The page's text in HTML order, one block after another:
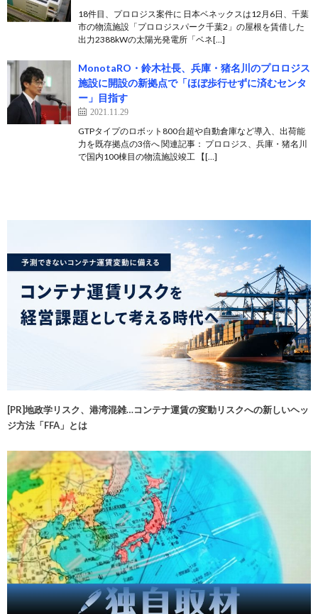
18件目、プロロジス案件に 日本ベネックスは12月6日、千葉
市の物流施設「プロロジスパーク千葉2」の屋根を賃借した
出力2388kWの太陽光発電所「ベネ[…]
MonotaRO・鈴木社長、兵庫・猪名川のプロロジス
施設に開設の新拠点で「ほぼ歩行せずに済むセンタ
ー」目指す
2021.11.29
GTPタイプのロボット800台超や自動倉庫など導入、出荷能
力を既存拠点の3倍へ 関連記事： プロロジス、兵庫・猪名川
で国内100棟目の物流施設竣工 【[…]
[PR]地政学リスク、港湾混雑…コンテナ運賃の変動リスクへの新しいヘッ
ジ方法「FFA」とは